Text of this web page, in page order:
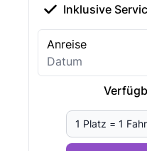
Inklusive
Anreise